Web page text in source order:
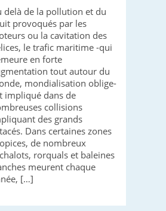
delà de la pollution et du
provoqués par les
ou la cavitation des
le trafic maritime -qui
en forte
tout autour du
mondialisation oblige-
impliqué dans de
collisions
des grands
Dans certaines zones
de nombreux
rorquals et baleines
meurent chaque
[…]